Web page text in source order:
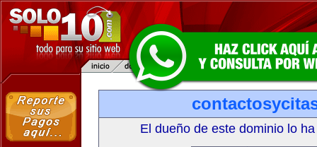
El dueño de este dominio lo